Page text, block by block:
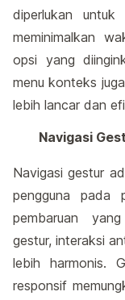
diperlukan
meminimalkan
opsi yang
menu konteks
lebih lancar dan
Navigasi
Navigasi gestur
pengguna pada
pembaruan
gestur, interaksi
lebih harmonis.
responsif